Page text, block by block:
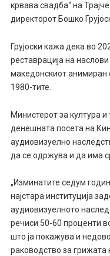
крвава свадба“ на
директорот Бошко
Грујоски кажа дека во
реставрација на
македонскиот
1980-тите.
Министерот за култура
денешната посета на
аудиовизуелно
да се одржува и да има
„Изминатите седум
најстара институција
аудиовизуелното
речиси 50-60 проценти
што ја покажува и
раководство за грижата